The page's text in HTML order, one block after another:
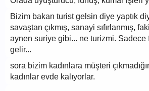
Bizim bakan turist gelsin diye yaptık
savaştan çıkmış, sanayi sıfırlanmış,
aynen suriye gibi... ne turizmi. Sadece
gelir...
sora bizim kadınlara müşteri
kadınlar evde kalıyorlar.